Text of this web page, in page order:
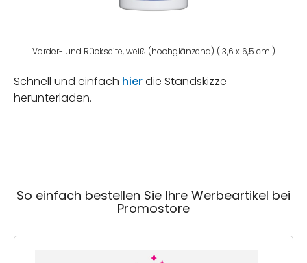
Vorder- und Rückseite, weiß (hochglänzend) ( 3,6 x 6,5 cm )
Schnell und einfach hierdie Standskizze
herunterladen.
So einfach bestellen Sie Ihre Werbeartikel bei
Promostore